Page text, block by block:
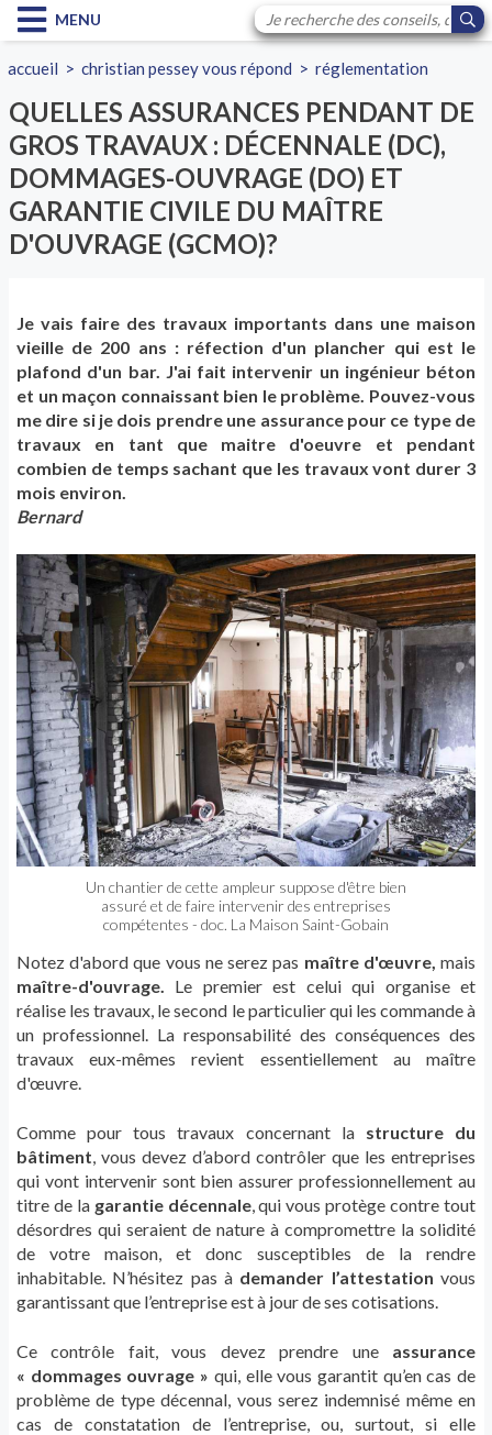
MENU
accueil >christian pessey vous répond >réglementation
QUELLES ASSURANCES PENDANT DE
GROS TRAVAUX : DÉCENNALE (DC),
DOMMAGES-OUVRAGE (DO) ET
GARANTIE CIVILE DU MAÎTRE
D'OUVRAGE (GCMO)?
Je vais faire des travaux importants dans une maison
vieille de 200 ans : réfection d'un plancher qui est le
plafond d'un bar. J'ai fait intervenir un ingénieur béton
et un maçon connaissant bien le problème. Pouvez-vous
me dire si je dois prendre une assurance pour ce type de
travaux en tant que maitre d'oeuvre et pendant
combien de temps sachant que les travaux vont durer 3
mois environ.
Bernard
Un chantier de cette ampleur suppose d'être bien
assuré et de faire intervenir des entreprises
compétentes - doc. La Maison Saint-Gobain
Notez d'abord que vous ne serez pas maître d'œuvre, mais
maître-d'ouvrage.
Le premier est celui qui organise et
réalise les travaux, le second le particulier qui les commande à
un professionnel. La responsabilité des conséquences des
travaux eux-mêmes revient essentiellement au maître
d'œuvre.
Comme pour tous travaux concernant la structure du
bâtiment , vous devez d’abord contrôler que les entreprises
qui vont intervenir sont bien assurer professionnellement au
titre de la garantie décennale, qui vous protège contre tout
désordres qui seraient de nature à compromettre la solidité
de votre maison, et donc susceptibles de la rendre
inhabitable. N’hésitez pas à demander l’attestation vous
garantissant que l’entreprise est à jour de ses cotisations.
Ce contrôle fait, vous devez prendre une assurance
« dommages ouvrage » qui, elle vous garantit qu’en cas de
problème de type décennal, vous serez indemnisé même en
cas de constatation de l’entreprise, ou, surtout, si elle